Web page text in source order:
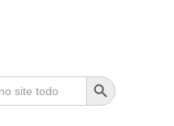
Search Button